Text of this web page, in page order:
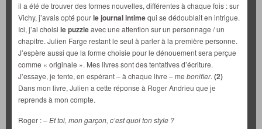
il a été de trouver des formes nouvelles, différentes à chaque fois : sur
Vichy, j’avais opté pourle journal intimequi se dédoublait en intrigue.
Ici, j’ai choisi lepuzzleavec une attention sur un personnage / un
chapitre. Julien Farge restant le seul à parler à la première personne.
J’espère aussi que la forme choisie pour le dénouement sera perçue
comme « originale ». Mes livres sont des tentatives d’écriture.
J’essaye, je tente, en espérant – à chaque livre – me bonifier. (2)
Dans mon livre, Julien a cette réponse à Roger Andrieu que je
reprends à mon compte.
Roger :– Et toi, mon garçon, c’est quoi ton style ?